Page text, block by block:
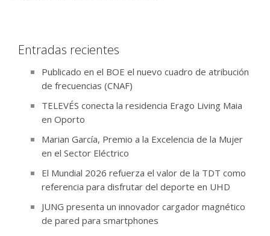
Entradas recientes
Publicado en el BOE el nuevo cuadro de atribución
de frecuencias (CNAF)
TELEVÉS conecta la residencia Erago Living Maia
en Oporto
Marian García, Premio a la Excelencia de la Mujer
en el Sector Eléctrico
El Mundial 2026 refuerza el valor de la TDT como
referencia para disfrutar del deporte en UHD
JUNG presenta un innovador cargador magnético
de pared para smartphones